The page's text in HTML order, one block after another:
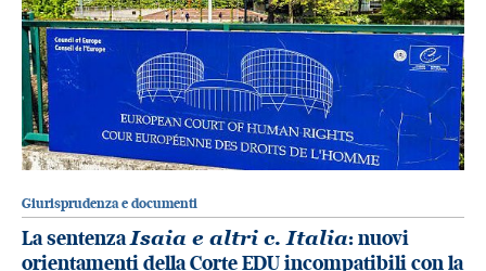
Giurisprudenza e documenti
La sentenzaIsaia e altri c. Italia: nuovi
orientamenti della Corte EDU incompatibili con la